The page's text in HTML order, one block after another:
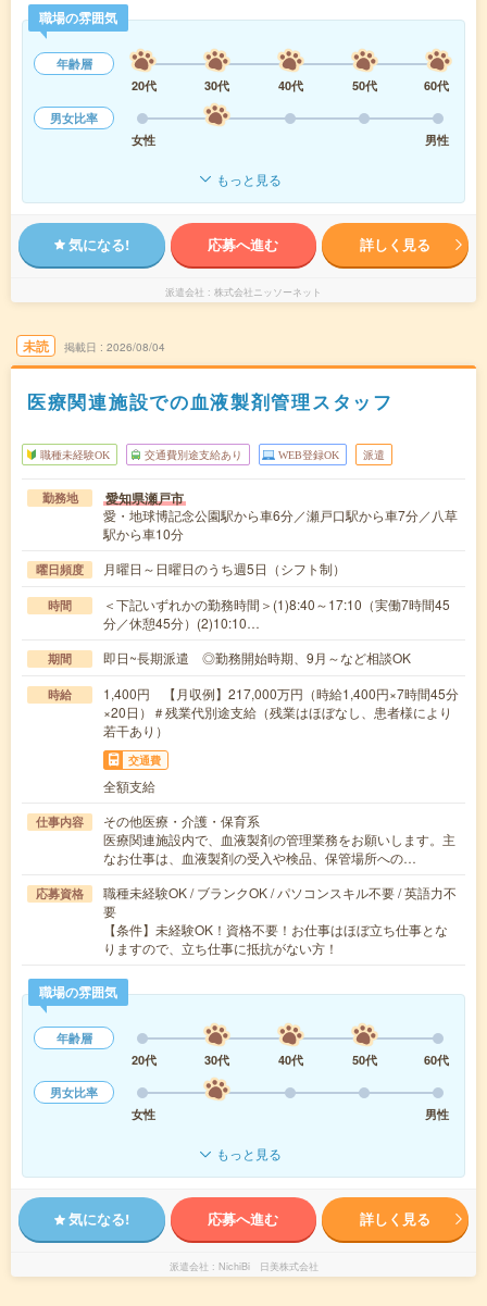
職場の雰囲気
年齢層
20代
30代 40代 50代
60代
男女比率
女性
男性
もっと見る
気になる! 応募へ進む 詳しく見る
派遣会社 株式会社ニッソーネット
未読 掲載日 2026/08/04
医療関連施設での血液製剤管理スタッフ
職種未経験OK 交通費別途支給あり WEB登録OK 派遣
勤務地 愛知県瀬戸市
愛・地球博記念公園駅から車6分／瀬戸口駅から車7分／八草
駅から車10分
曜日頻度 月曜日～日曜日のうち週5日（シフト制）
時間
＜下記いずれかの勤務時間＞(1)8:40～17:10（実働7時間45
分／休憩45分）(2)10:10…
期間 即日~長期派遣 ◎勤務開始時期、9月～など相談OK
時給
1,400円 【月収例】217,000万円（時給1,400円×7時間45分
×20日）＃残業代別途支給（残業はほぼなし、患者様により
若干あり）
交通費
全額支給
仕事内容
その他医療・介護・保育系
医療関連施設内で、血液製剤の管理業務をお願いします。主
なお仕事は、血液製剤の受入や検品、保管場所への…
応募資格
職種未経験OK / ブランクOK / パソコンスキル不要 / 英語力不
要
【条件】未経験OK！資格不要！お仕事はほぼ立ち仕事とな
りますので、立ち仕事に抵抗がない方！
職場の雰囲気
年齢層
20代
30代 40代 50代
60代
男女比率
女性
男性
もっと見る
気になる! 応募へ進む 詳しく見る
派遣会社 NichiBi 日美株式会社